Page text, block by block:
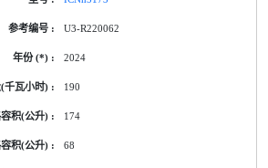
U3-R220062
2024
190
174
68